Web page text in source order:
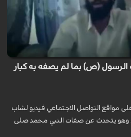
(ص) بما لم يصفه به كبار
مواقع التواصل الاجتماعي فيديو لشاب
وهو يتحدث عن صفات النبي محمد صلى